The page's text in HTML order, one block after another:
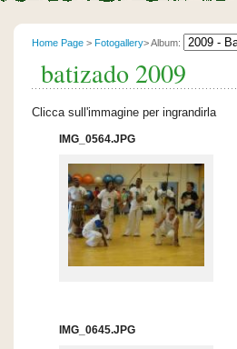
Home Page > Fotogallery> Album:
batizado 2009
Clicca sull'immagine per ingrandirla
IMG_0564.JPG
IMG_0645.JPG